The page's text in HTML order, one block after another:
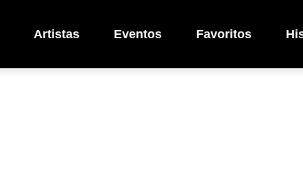
Artistas Eventos Favoritos